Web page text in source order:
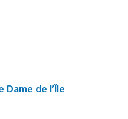
Dame de l’Île